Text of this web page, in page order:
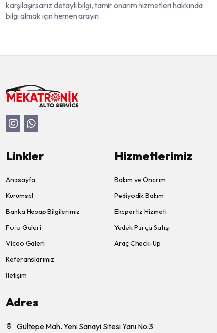
karşılaşırsanız detaylı bilgi, tamir onarım hizmetleri hakkında
bilgi almak için hemen arayın.
Linkler
Anasayfa
Kurumsal
Banka Hesap Bilgilerimiz
Foto Galeri
Video Galeri
Referanslarımız
İletişim
Hizmetlerimiz
Bakım ve Onarım
Pediyodik Bakım
Ekspertiz Hizmeti
Yedek Parça Satışı
Araç Check-Up
Adres
Gültepe Mah. Yeni Sanayi Sitesi Yanı No:3